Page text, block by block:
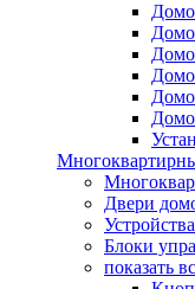
Двери
Блоки
показать